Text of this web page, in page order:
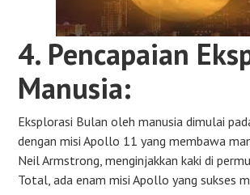
4. Pencapaian
Manusia:
Eksplorasi Bulan oleh manusia dimulai
dengan misi Apollo 11 yang membawa
Neil Armstrong, menginjakkan kaki di
Total, ada enam misi Apollo yang sukses